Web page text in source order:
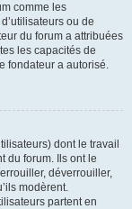
comme les
ou de
du forum a attribuées
les capacités de
fondateur a autorisé.
dont le travail
du forum. Ils ont le
déverrouiller,
modèrent.
partent en